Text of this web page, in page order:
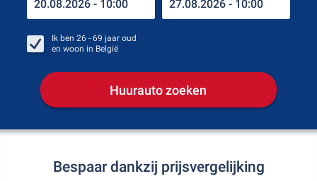
Ik ben 26 - 69 jaar oud
en woon in België
Huurauto zoeken
Bespaar dankzij prijsvergelijking